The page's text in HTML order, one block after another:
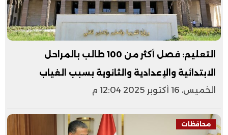
التعليم: فصل أكثر من 100 طالب بالمراحل
الابتدائية والإعدادية والثانوية بسبب الغياب
الخميس، 16 أكتوبر 2025 12:04 م
محافظات